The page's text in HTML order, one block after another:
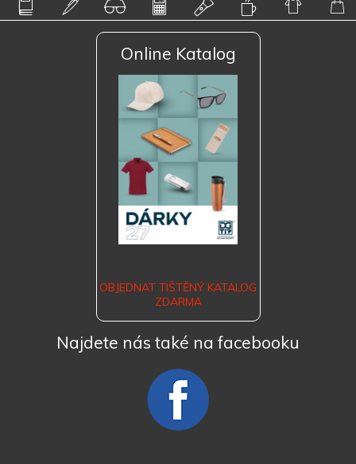
Online Katalog
OBJEDNAT TIŠTĚNÝ KATALOG
ZDARMA
Najdete nás také na facebooku